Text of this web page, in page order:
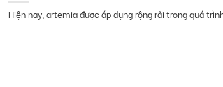
Hiện nay, artemia được áp dụng rộng rãi trong quá